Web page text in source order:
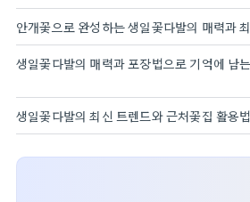
안개꽃으로 완성하는 생일꽃다발의 매력과
생일꽃다발의 최신 트렌드와 근처꽃집 활용법